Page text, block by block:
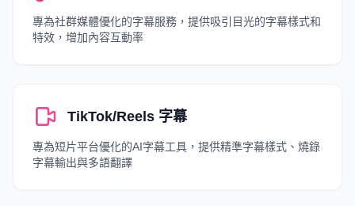
專為社群媒體優化的字幕服務，提供吸引目光的字幕樣式和
特效，增加內容互動率
TikTok/Reels 字幕
專為短片平台優化的AI字幕工具，提供精準字幕樣式、燒錄
字幕輸出與多語翻譯